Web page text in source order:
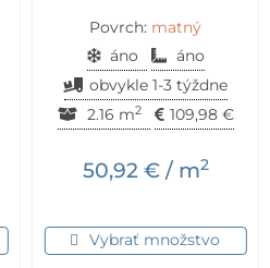
Povrch: matný
áno
áno
obvykle 1-3 týždne
2.16 m2 109,98 €
50,92 €/ m2
Vybrať množstvo